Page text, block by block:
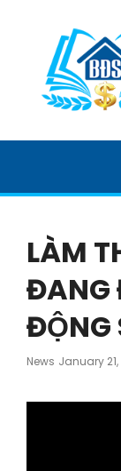
HỌC
SẢN
LÀM
ĐANG
ĐỘNG
News Posted
January 21,